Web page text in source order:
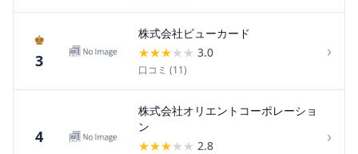
♚
3
株式会社ビューカード
★★★★ ★ 3.0
口コミ (11)
›
4
株式会社オリエントコーポレーショ
ン
★★★★ ★ 2.8 ›